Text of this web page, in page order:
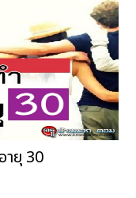
ายุ 30